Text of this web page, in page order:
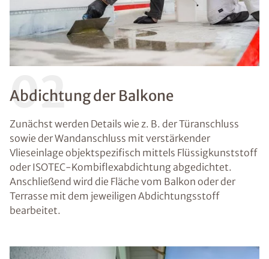
02
Abdichtung der Balkone
Zunächst werden Details wie z. B. der Türanschluss
sowie der Wandanschluss mit verstärkender
Vlieseinlage objektspezifisch mittels Flüssigkunststoff
oder ISOTEC-Kombiflexabdichtung abgedichtet.
Anschließend wird die Fläche vom Balkon oder der
Terrasse mit dem jeweiligen Abdichtungsstoff
bearbeitet.